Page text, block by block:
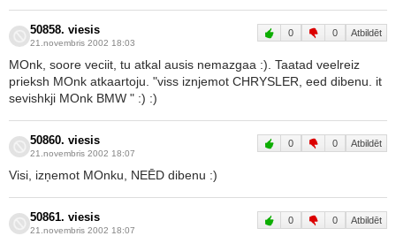
50858. viesis
21.novembris 2002 18:03
0 0 Atbildēt
MOnk, soore veciit, tu atkal ausis nemazgaa :). Taatad veelreiz
prieksh MOnk atkaartoju. "viss iznjemot CHRYSLER, eed dibenu. it
sevishkji MOnk BMW " :) :)
50860. viesis
21.novembris 2002 18:07
0 0 Atbildēt
Visi, izņemot MOnku, NEĒD dibenu :)
50861. viesis
21.novembris 2002 18:07
0 0 Atbildēt